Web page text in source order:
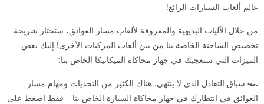
عالم ألعاب السيارات الرائع!
من خلال الآليات البديهية والمعروفة لألعاب مسار العوائق، ستختار شريحة
تخصيص الشاحنة الخاصة بنا من بين ألعاب المركبات الأخرى! إليك بعض
الميزات التي ستعجبك في جهاز محاكاة الميكانيكا الخاص بنا:
🏎️ سباق التعادل الذي لا ينتهي. هناك الكثير من التحديات ومهام مسار
العوائق في انتظارك في جهاز محاكاة السيارة الخاص بنا – فقط اضغط على